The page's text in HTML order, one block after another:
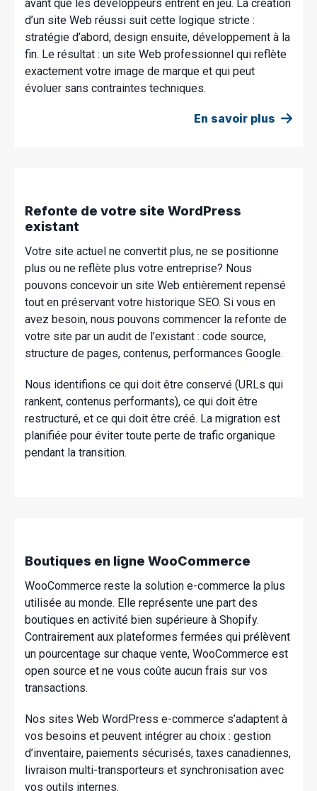
avant que les développeurs entrent en jeu. La création
d’un site Web réussi suit cette logique stricte :
stratégie d’abord, design ensuite, développement à la
fin. Le résultat : un site Web professionnel qui reflète
exactement votre image de marque et qui peut
évoluer sans contraintes techniques.
En savoir plus
Refonte de votre site WordPress
existant
Votre site actuel ne convertit plus, ne se positionne
plus ou ne reflète plus votre entreprise? Nous
pouvons concevoir un site Web entièrement repensé
tout en préservant votre historique SEO. Si vous en
avez besoin, nous pouvons commencer la refonte de
votre site par un audit de l’existant : code source,
structure de pages, contenus, performances Google.
Nous identifions ce qui doit être conservé (URLs qui
rankent, contenus performants), ce qui doit être
restructuré, et ce qui doit être créé. La migration est
planifiée pour éviter toute perte de trafic organique
pendant la transition.
Boutiques en ligne WooCommerce
WooCommerce reste la solution e-commerce la plus
utilisée au monde. Elle représente une part des
boutiques en activité bien supérieure à Shopify.
Contrairement aux plateformes fermées qui prélèvent
un pourcentage sur chaque vente, WooCommerce est
open source et ne vous coûte aucun frais sur vos
transactions.
Nos sites Web WordPress e-commerce s’adaptent à
vos besoins et peuvent intégrer au choix : gestion
d’inventaire, paiements sécurisés, taxes canadiennes,
livraison multi-transporteurs et synchronisation avec
vos outils internes.